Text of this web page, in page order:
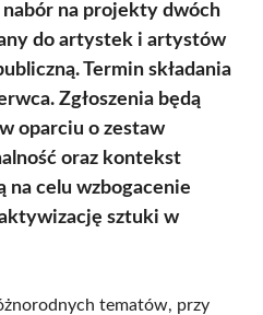
nabór na projekty dwóch
do artystek i artystów
Termin składania
Zgłoszenia będą
oparciu o zestaw
oraz kontekst
na celu wzbogacenie
sztuki w
tematów, przy